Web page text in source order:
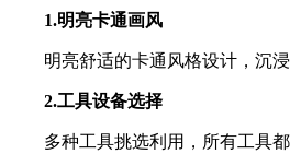
1.明亮卡通画风
明亮舒适的卡通风格设计，沉浸
2.工具设备选择
多种工具挑选利用，所有工具都